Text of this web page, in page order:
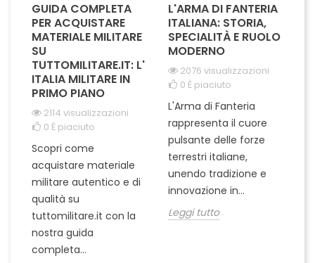
GUIDA COMPLETA
PER ACQUISTARE
MATERIALE MILITARE
SU
TUTTOMILITARE.IT: L'
ITALIA MILITARE IN
PRIMO PIANO
2114 visualizzazioni
0 È piaciuto
Scopri come
acquistare materiale
militare autentico e di
qualità su
tuttomilitare.it con la
nostra guida
completa...
L'ARMA DI FANTERIA
ITALIANA: STORIA,
SPECIALITÀ E RUOLO
MODERNO
2076 visualizzazioni
0 È piaciuto
L'Arma di Fanteria
rappresenta il cuore
pulsante delle forze
terrestri italiane,
unendo tradizione e
innovazione in...
Leggi tutto